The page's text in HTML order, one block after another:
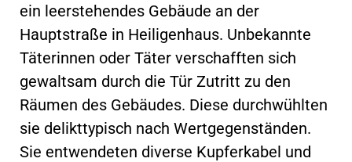
ein leerstehendes Gebäude an der
Hauptstraße in Heiligenhaus. Unbekannte
Täterinnen oder Täter verschafften sich
gewaltsam durch die Tür Zutritt zu den
Räumen des Gebäudes. Diese durchwühlten
sie delikttypisch nach Wertgegenständen.
Sie entwendeten diverse Kupferkabel und